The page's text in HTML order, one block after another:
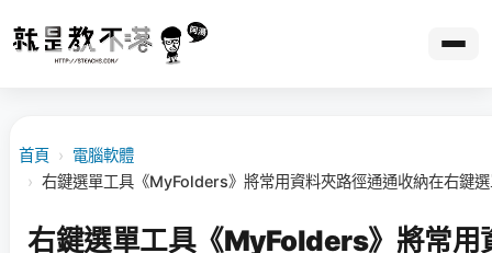
首頁 › 電腦軟體
› 右鍵選單工具《MyFolders》將常用資料夾路徑通通收納在右鍵
右鍵選單工具《MyFolders》將常用